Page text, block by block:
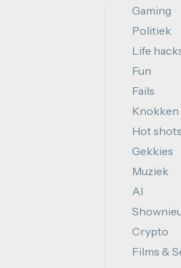
Gaming
Politiek
Life
Fun
Fails
Knokken
Hot shots
Gekkies
Muziek
AI
Crypto
Films &